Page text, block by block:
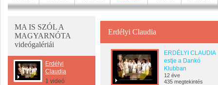
MA IS SZÓL A
MAGYARNÓTA
videógalériái
Erdélyi
Claudia
1 videó
Erdélyi Claudia
ERDÉLYI CLAUDIA
estje a Dankó
Klubban
12 éve
435 megtekintés